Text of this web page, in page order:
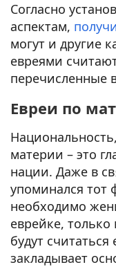
Согласно
аспектам,
могут и другие
евреями
перечисленные
Евреи по
материи – это
нации. Даже в
упоминался тот
необходимо
еврейке, только
будут
закладывает